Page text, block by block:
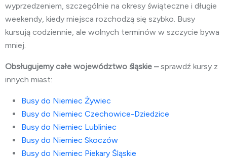
wyprzedzeniem, szczególnie na okresy świąteczne i długie
weekendy, kiedy miejsca rozchodzą się szybko. Busy
kursują codziennie, ale wolnych terminów w szczycie bywa
mniej.
Obsługujemy całe województwo śląskie –sprawdź kursy z
innych miast:
Busy do Niemiec Żywiec
Busy do Niemiec Czechowice-Dziedzice
Busy do Niemiec Lubliniec
Busy do Niemiec Skoczów
Busy do Niemiec Piekary Śląskie